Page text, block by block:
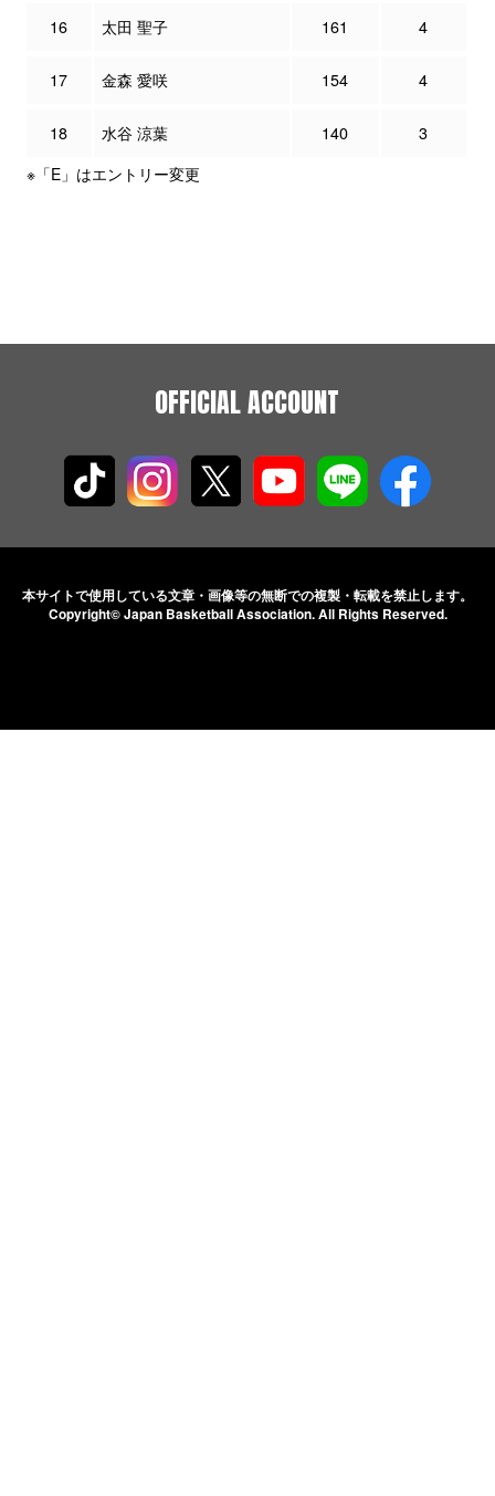
16 太田 聖子 161 4
17 金森 愛咲 154 4
18 水谷 涼葉 140
3
※「E」はエントリー変更
OFFICIAL ACCOUNT
本サイトで使用している文章・画像等の無断での複製・転載を禁止します。
Copyright© Japan Basketball Association.All Rights Reserved.